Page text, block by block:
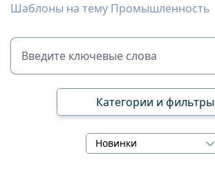
Шаблоны на тему Промышленность
Категории и фильтры
Новинки